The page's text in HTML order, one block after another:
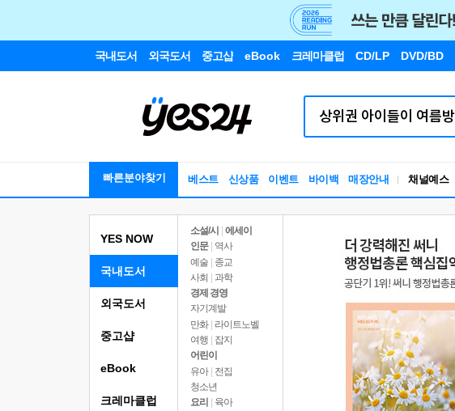
국내도서 외국도서 중고샵 eBook 크레마클럽 CD/LP DVD/BD
빠른분야찾기 베스트 신상품 이벤트 바이백 매장안내 채널예스
YES NOW
국내도서
소설/시
에세이
인문
역사
예술 | 종교
사회 | 과학
경제 경영
자기계발
만화 | 라이트노벨
여행
잡지
어린이
유아 | 전집
청소년
요리
육아
외국도서
중고샵
eBook
크레마클럽